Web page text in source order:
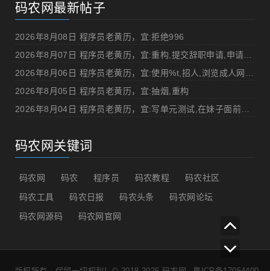
码农网最新帖子
2026年8月08日 程序员老黄历，宜:拒绝996
2026年8月05日 程序员老黄历，宜:抽烟,重构
码农网关键词
码农网 码农 程序员 码农教程
码农社区
码农工具
码农日报 码农头条
码农网论坛
码农网源码
码农网官网